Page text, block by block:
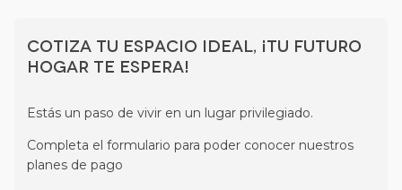
Cotiza tu espacio ideal, ¡tu futuro
hogar te espera!
Estás un paso de vivir en un lugar privilegiado.
Completa el formulario para poder conocer nuestros
planes de pago